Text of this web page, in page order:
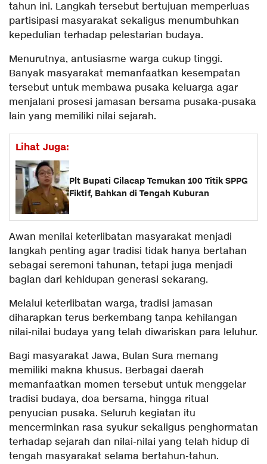
tahun ini. Langkah tersebut bertujuan memperluas
partisipasi masyarakat sekaligus menumbuhkan
kepedulian terhadap pelestarian budaya.
Menurutnya, antusiasme warga cukup tinggi.
Banyak masyarakat memanfaatkan kesempatan
tersebut untuk membawa pusaka keluarga agar
menjalani prosesi jamasan bersama pusaka-pusaka
lain yang memiliki nilai sejarah.
Lihat Juga:
Plt Bupati Cilacap Temukan 100 Titik SPPG
Fiktif, Bahkan di Tengah Kuburan
Awan menilai keterlibatan masyarakat menjadi
langkah penting agar tradisi tidak hanya bertahan
sebagai seremoni tahunan, tetapi juga menjadi
bagian dari kehidupan generasi sekarang.
Melalui keterlibatan warga, tradisi jamasan
diharapkan terus berkembang tanpa kehilangan
nilai-nilai budaya yang telah diwariskan para leluhur.
Bagi masyarakat Jawa, Bulan Sura memang
memiliki makna khusus. Berbagai daerah
memanfaatkan momen tersebut untuk menggelar
tradisi budaya, doa bersama, hingga ritual
penyucian pusaka. Seluruh kegiatan itu
mencerminkan rasa syukur sekaligus penghormatan
terhadap sejarah dan nilai-nilai yang telah hidup di
tengah masyarakat selama bertahun-tahun.